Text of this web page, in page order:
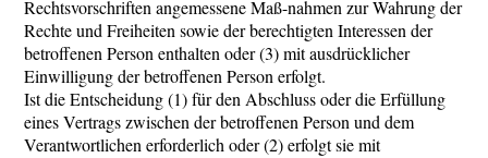
Rechtsvorschriften angemessene Maß-nahmen zur Wahrung der
Rechte und Freiheiten sowie der berechtigten Interessen der
betroffenen Person enthalten oder (3) mit ausdrücklicher
Einwilligung der betroffenen Person erfolgt.
Ist die Entscheidung (1) für den Abschluss oder die Erfüllung
eines Vertrags zwischen der betroffenen Person und dem
Verantwortlichen erforderlich oder (2) erfolgt sie mit